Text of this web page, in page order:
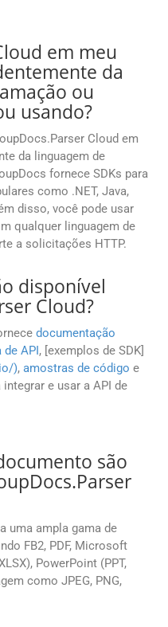
em meu
da
ou
usando?
Cloud em
da linguagem de
fornece SDKs para
como .NET, Java,
disso, você pode usar
qualquer linguagem de
a solicitações HTTP.
disponível
Cloud?
documentação
de API, [exemplos de SDK]
), amostras de código e
e usar a API de
são
uma ampla gama de
FB2, PDF, Microsoft
PowerPoint (PPT,
como JPEG, PNG,